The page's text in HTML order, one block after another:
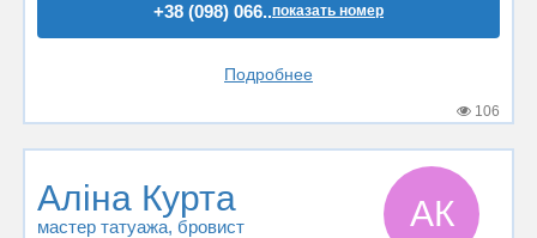
+38 (098) 066..показать номер
Подробнее
106
Аліна Курта
мастер татуажа, бровист АК